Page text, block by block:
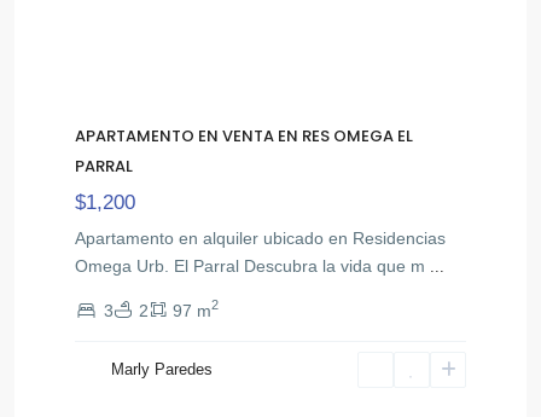
APARTAMENTO EN VENTA EN RES OMEGA EL
PARRAL
$1,200
Apartamento en alquiler ubicado en Residencias
Omega Urb. El Parral Descubra la vida que m
3 2 97 m2
Marly Paredes